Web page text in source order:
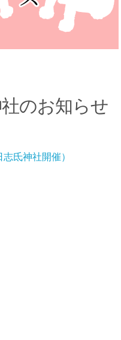
のお知らせ
氐神社開催）